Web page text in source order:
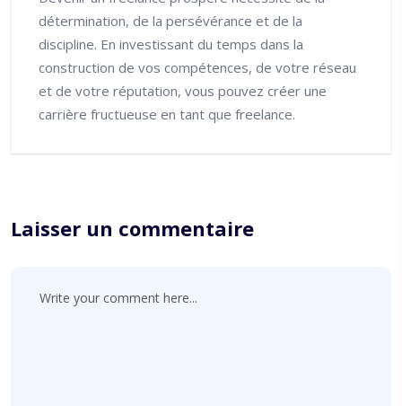
détermination, de la persévérance et de la
discipline. En investissant du temps dans la
construction de vos compétences, de votre réseau
et de votre réputation, vous pouvez créer une
carrière fructueuse en tant que freelance.
Laisser un commentaire